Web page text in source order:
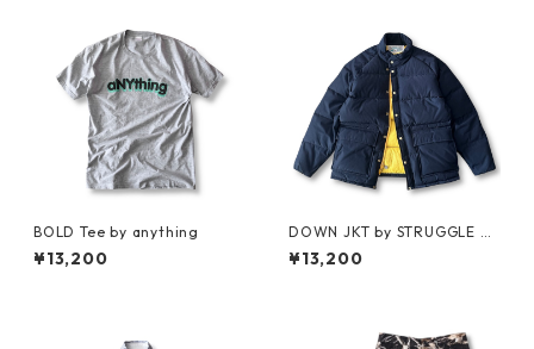
BOLD Tee by anything
¥13,200
DOWN JKT by STRUGGLE G
EAR
¥13,200